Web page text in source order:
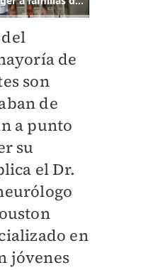
de
son
de
a punto
su
el Dr.
en
jóvenes